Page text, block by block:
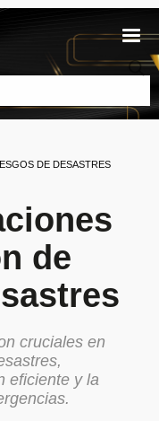
DE DESASTRES
de
cruciales en
eficiente y la